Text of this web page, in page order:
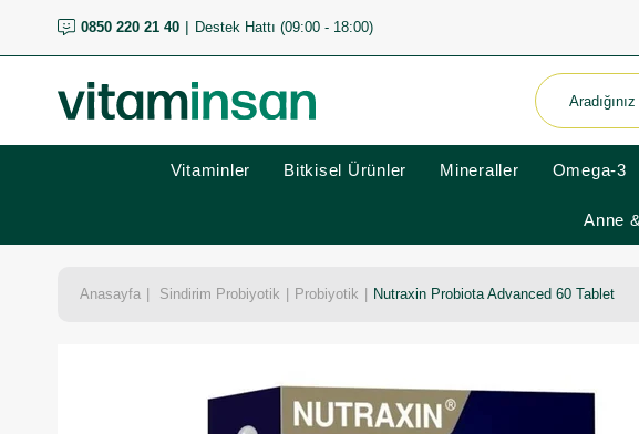
0850 220 21 40 Destek Hattı (09:00 - 18:00)
Vitaminler Bitkisel Ürünler Mineraller Omega-3
Anne
Anasayfa Sindirim Probiyotik Probiyotik Nutraxin Probiota Advanced 60 Tablet